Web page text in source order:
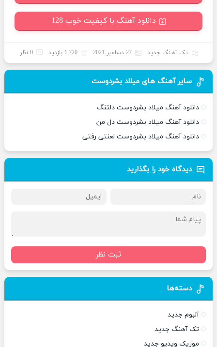
دانلود آهنگ با کیفیت خوب 128
تک آهنگ جدید 27 دسامبر 2021 1,720 بازدید 0 نظر
سایر آهنگ های میلاد بشردوست
دانلود آهنگ میلاد بشردوست دلتنگ
دانلود آهنگ میلاد بشردوست دل من
دانلود آهنگ میلاد بشردوست لعنتی رفتی
دیدگاه خود را بگذارید
ثبت نظر
دسته‌ها
آلبوم جدید
تک آهنگ جدید
موزیک ویدیو جدید